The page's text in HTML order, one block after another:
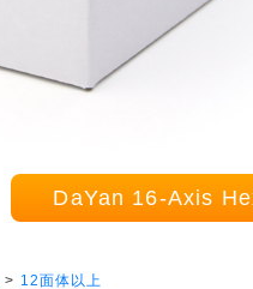
DaYan 16-Axis
> 12面体以上